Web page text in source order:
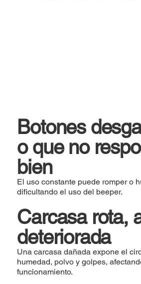
Botones
o que no
bien
El uso constante puede romper o
dificultando el uso del beeper.
Carcasa rota,
deteriorada
Una carcasa dañada expone el
humedad, polvo y golpes,
funcionamiento.